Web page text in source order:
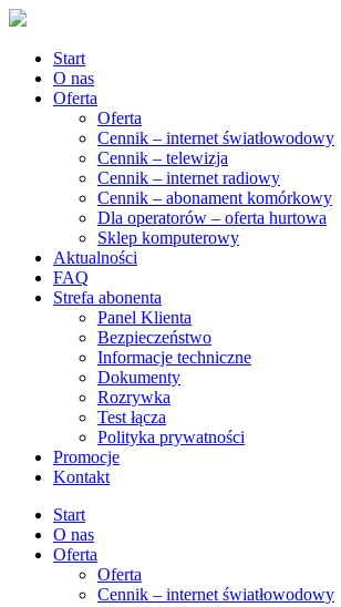
Start
O nas
Oferta
Oferta
Cennik – internet światłowodowy
Cennik – telewizja
Cennik – internet radiowy
Cennik – abonament komórkowy
Dla operatorów – oferta hurtowa
Sklep komputerowy
Aktualności
FAQ
Strefa abonenta
Panel Klienta
Bezpieczeństwo
Informacje techniczne
Dokumenty
Rozrywka
Test łącza
Polityka prywatności
Promocje
Kontakt
Start
O nas
Oferta
Oferta
Cennik – internet światłowodowy